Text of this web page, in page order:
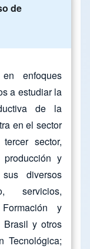
de
enfoques
a estudiar la
de la
en el sector
sector,
y
diversos
servicios,
y
Brasil y otros
Tecnológica;